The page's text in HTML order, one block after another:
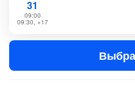
31
09:00
09:30, +17